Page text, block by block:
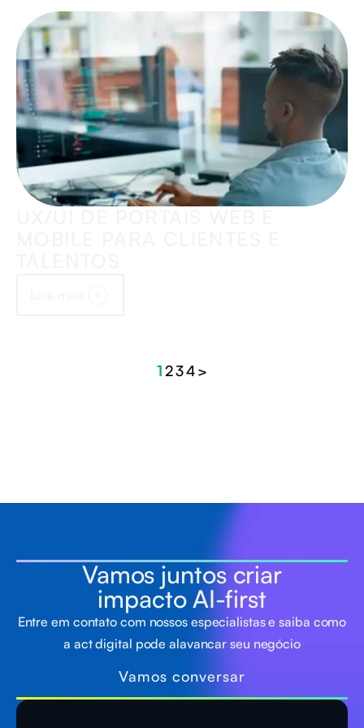
1 234>
Vamos juntos criar
impacto AI-first
Entre em contato com nossos especialistas e saiba como
a act digital pode alavancar seu negócio
Vamos conversar